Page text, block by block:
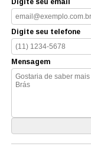
Digite seu telefone
Mensagem